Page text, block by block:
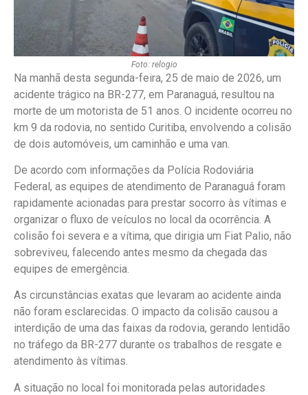
Foto: relogio
Na manhã desta segunda-feira, 25 de maio de 2026, um
acidente trágico na BR-277, em Paranaguá, resultou na
morte de um motorista de 51 anos. O incidente ocorreu no
km 9 da rodovia, no sentido Curitiba, envolvendo a colisão
de dois automóveis, um caminhão e uma van.
De acordo com informações da Polícia Rodoviária
Federal, as equipes de atendimento de Paranaguá foram
rapidamente acionadas para prestar socorro às vítimas e
organizar o fluxo de veículos no local da ocorrência. A
colisão foi severa e a vítima, que dirigia um Fiat Palio, não
sobreviveu, falecendo antes mesmo da chegada das
equipes de emergência.
As circunstâncias exatas que levaram ao acidente ainda
não foram esclarecidas. O impacto da colisão causou a
interdição de uma das faixas da rodovia, gerando lentidão
no tráfego da BR-277 durante os trabalhos de resgate e
atendimento às vítimas.
A situação no local foi monitorada pelas autoridades